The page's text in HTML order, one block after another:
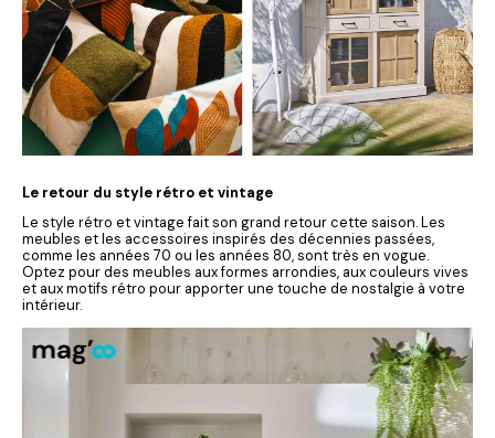
Le retour du style rétro et vintage
Le style rétro et vintage fait son grand retour cette saison. Les
meubles et les accessoires inspirés des décennies passées,
comme les années 70 ou les années 80, sont très en vogue.
Optez pour des meubles aux formes arrondies, aux couleurs vives
et aux motifs rétro pour apporter une touche de nostalgie à votre
intérieur.